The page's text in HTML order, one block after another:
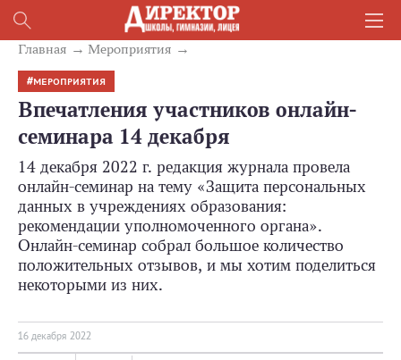
Главная Mероприятия
МЕРОПРИЯТИЯ
Впечатления участников онлайн-
семинара 14 декабря
14 декабря 2022 г. редакция журнала провела
онлайн-семинар на тему «Защита персональных
данных в учреждениях образования:
рекомендации уполномоченного органа».
Онлайн-семинар собрал большое количество
положительных отзывов, и мы хотим поделиться
некоторыми из них.
16 декабря 2022